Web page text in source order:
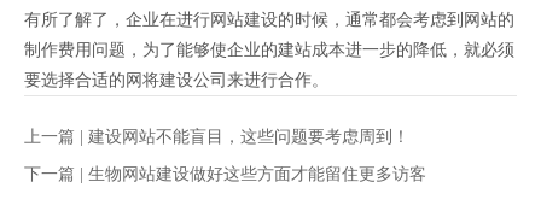
有所了解了，企业在进行网站建设的时候，通常都会考虑到网站的
制作费用问题，为了能够使企业的建站成本进一步的降低，就必须
要选择合适的网将建设公司来进行合作。
上一篇 | 建设网站不能盲目，这些问题要考虑周到！
下一篇 | 生物网站建设做好这些方面才能留住更多访客